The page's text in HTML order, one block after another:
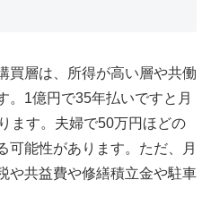
買層は、所得が高い層や共働
。1億円で35年払いですと月
ます。夫婦で50万円ほどの
可能性があります。ただ、月
や共益費や修繕積立金や駐車